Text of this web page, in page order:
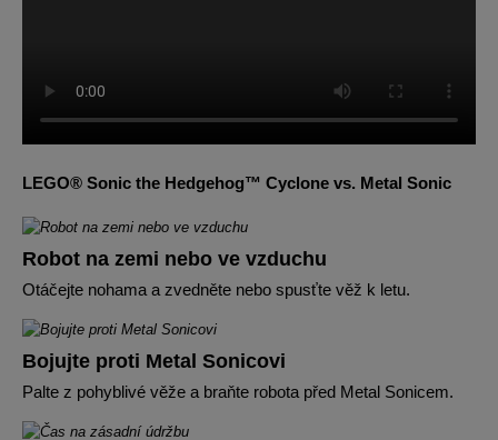
LEGO® Sonic the Hedgehog™ Cyclone vs. Metal Sonic
Robot na zemi nebo ve vzduchu
Otáčejte nohama a zvedněte nebo spusťte věž k letu.
Bojujte proti Metal Sonicovi
Palte z pohyblivé věže a braňte robota před Metal Sonicem.